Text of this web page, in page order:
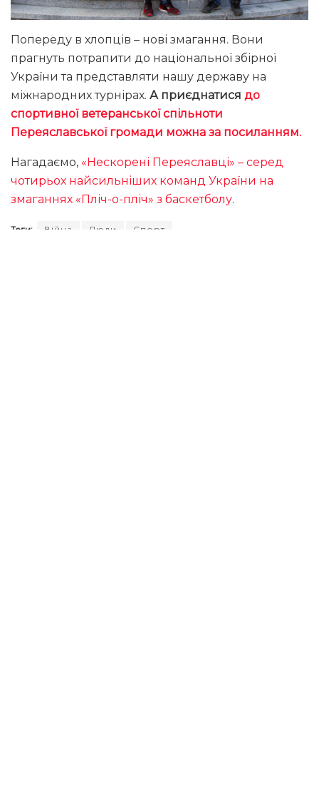
Попереду в хлопців – нові змагання. Вони
прагнуть потрапити до національної збірної
України та представляти нашу державу на
міжнародних турнірах. А приєднатися до
спортивної ветеранської спільноти
Переяславської громади можна за посиланням.
Нагадаємо, «Нескорені Переяславці» – серед
чотирьох найсильніших команд України на
змаганнях «Пліч-о-пліч» з баскетболу.
Теги: Війна Люди Спорт